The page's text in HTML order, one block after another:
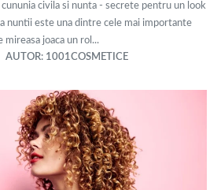
civila si nunta - secrete pentru un look
nuntii este una dintre cele mai importante
mireasa joaca un rol...
AUTOR: 1001COSMETICE